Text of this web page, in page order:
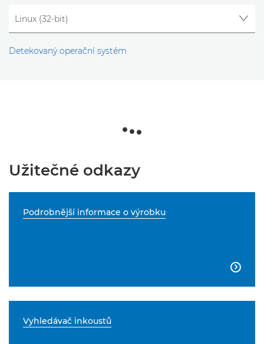
Detekovaný operační systém
Užitečné odkazy
Podrobnější informace o výrobku

Vyhledávač inkoustů